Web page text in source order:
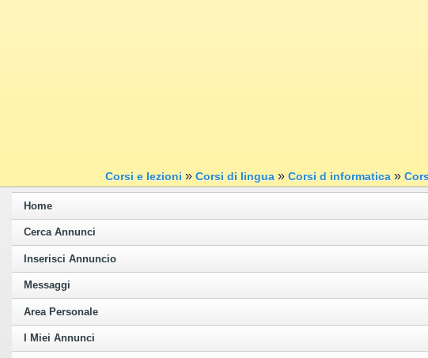
Corsi e lezioni » Corsi di lingua» Corsi d informatica»
Home
Cerca Annunci
Inserisci Annuncio
Messaggi
Area Personale
I Miei Annunci